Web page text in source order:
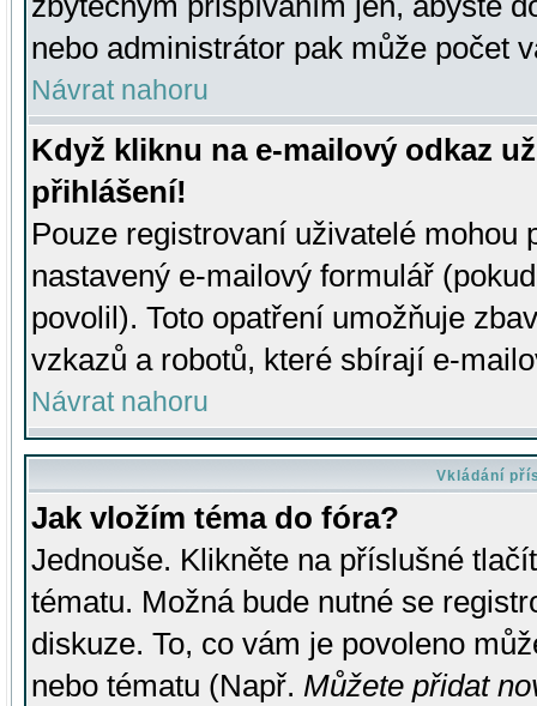
nebo administrátor pak může počet
Návrat nahoru
Když kliknu na e-mailový odkaz
přihlášení!
Pouze registrovaní uživatelé mohou
nastavený e-mailový formulář
povolil). Toto opatření umožňuje
vzkazů a robotů, které sbírají e-
Návrat nahoru
Vkládání
Jak vložím téma do fóra?
Jednouše. Klikněte na příslušné
tématu. Možná bude nutné se
diskuze. To, co vám je povoleno
nebo tématu (Např. Můžete přidat